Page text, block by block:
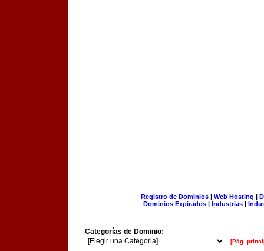
Registro de Dominios| Web Hosting |
Dominios Expirados | Industrias |
Categorías de Dominio:
[Pág.